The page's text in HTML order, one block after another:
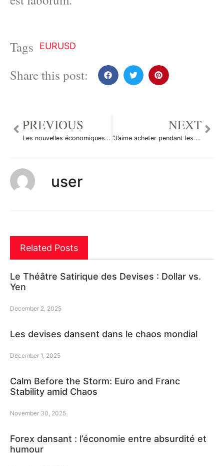
Tags EURUSD
Share this post:
PREVIOUS
Les nouvelles économiques du 19 août 2011
NEXT
“J’aime acheter pendant les soldes”, Warren Buffett lors de la panique boursière d’août
user
Related Posts
Le Théâtre Satirique des Devises : Dollar vs.
Yen
December 2, 2025
Les devises dansent dans le chaos mondial
December 1, 2025
Calm Before the Storm: Euro and Franc
Stability amid Chaos
November 30, 2025
Forex dansant : l’économie entre absurdité et
humour